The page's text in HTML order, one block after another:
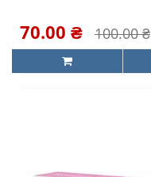
70.00 ₴ 100.00 ₴